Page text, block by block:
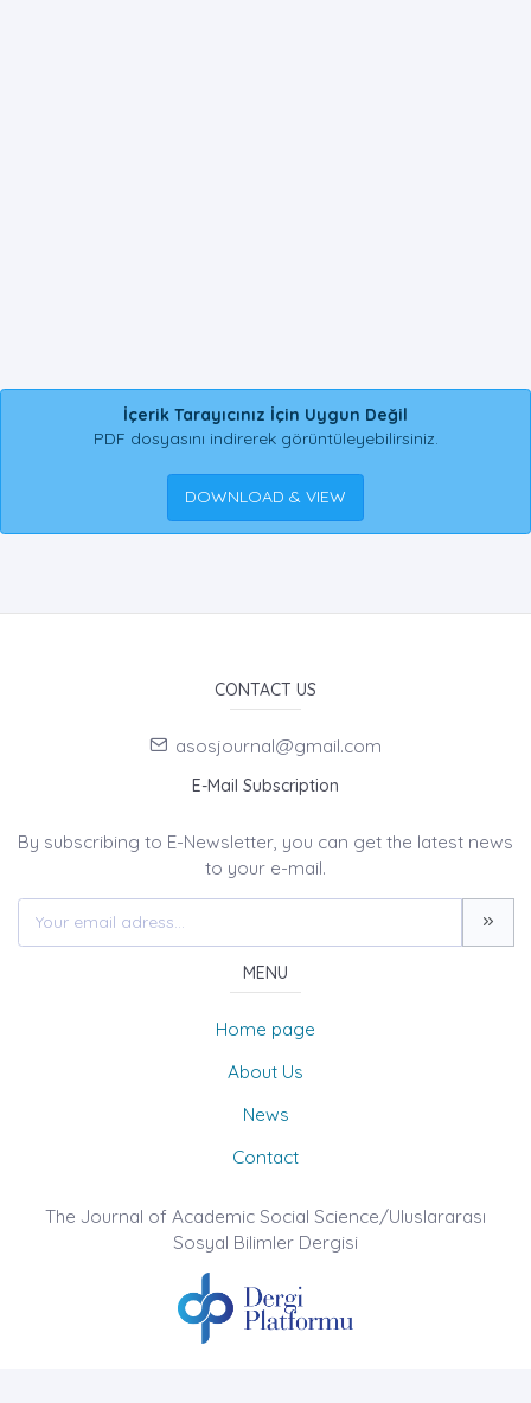
İçerik Tarayıcınız İçin Uygun Değil
PDF dosyasını indirerek görüntüleyebilirsiniz.
DOWNLOAD & VIEW
CONTACT US
asosjournal@gmail.com
E-Mail Subscription
By subscribing to E-Newsletter, you can get the latest news
to your e-mail.
MENU
Home page
About Us
News
Contact
The Journal of Academic Social Science/Uluslararası
Sosyal Bilimler Dergisi